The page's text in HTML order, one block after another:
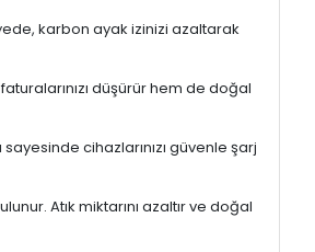
karbon ayak izinizi azaltarak
düşürür hem de doğal
cihazlarınızı güvenle şarj
Atık miktarını azaltır ve doğal